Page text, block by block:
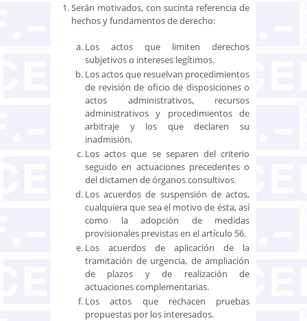
Serán motivados, con sucinta referencia de
hechos y fundamentos de derecho:
Los actos que limiten derechos
subjetivos o intereses legítimos.
Los actos que resuelvan procedimientos
de revisión de oficio de disposiciones o
actos administrativos, recursos
administrativos y procedimientos de
arbitraje y los que declaren su
inadmisión.
Los actos que se separen del criterio
seguido en actuaciones precedentes o
del dictamen de órganos consultivos.
Los acuerdos de suspensión de actos,
cualquiera que sea el motivo de ésta, así
como la adopción de medidas
provisionales previstas en el artículo 56.
Los acuerdos de aplicación de la
tramitación de urgencia, de ampliación
de plazos y de realización de
actuaciones complementarias.
Los actos que rechacen pruebas
propuestas por los interesados.